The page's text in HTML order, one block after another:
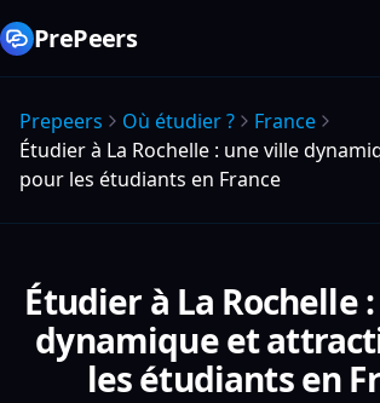
PrePeers
Prepeers Où étudier ?
France
Étudier à La Rochelle : une ville
pour les étudiants en France
Étudier à La Rochelle
dynamique et
les étudiants en